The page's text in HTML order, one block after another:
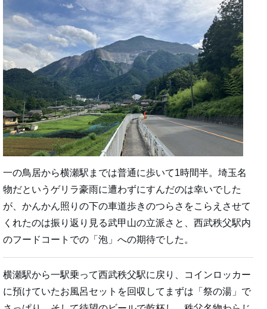
一の鳥居から横瀬駅までは普通に歩いて1時間半。埼玉名
物だというゲリラ豪雨に遭わずにすんだのは幸いでした
が、かんかん照りの下の車道歩きのつらさをこらえさせて
くれたのは振り返り見る武甲山の立派さと、西武秩父駅内
のフードコートでの「泡」への期待でした。
横瀬駅から一駅乗って西武秩父駅に戻り、コインロッカー
に預けていたお風呂セットを回収してまずは「祭の湯」で